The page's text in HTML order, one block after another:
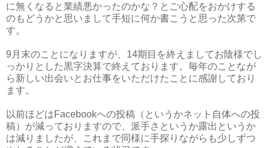
に無くなると業績悪かったのかな？とご心配をおかけする
のもどうかと思いまして手短に何か書こうと思った次第で
す。
9月末のことになりますが、14期目を終えましてお陰様でし
っかりとした黒字決算で終えております。毎年のことなが
ら新しい出会いとお仕事をいただけたことに感謝しており
ます。
以前ほどはFacebookへの投稿（というかネット自体への投
稿）が減っておりますので、派手さというか露出というか
は減りましたが、これまで同様に手探りながらも少しずつ